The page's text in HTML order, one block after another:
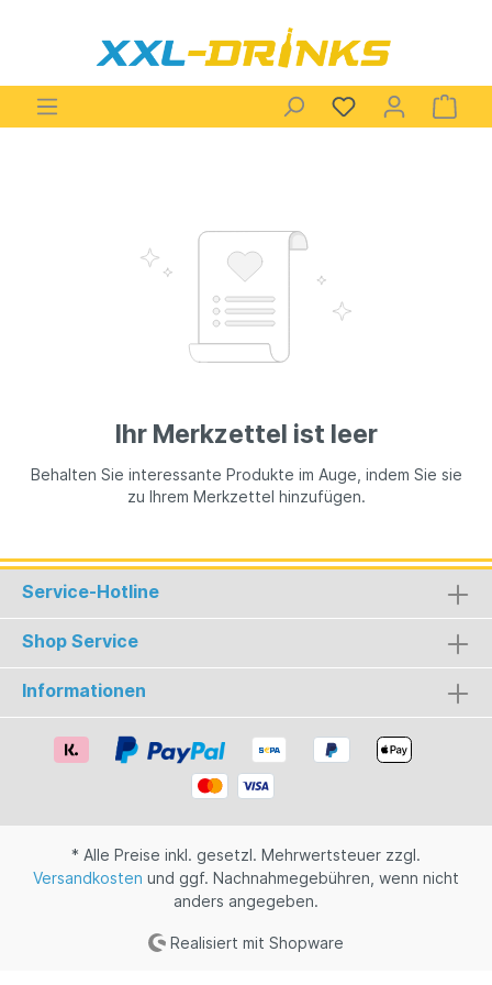
Ihr Merkzettel ist leer
Behalten Sie interessante Produkte im Auge, indem Sie sie
zu Ihrem Merkzettel hinzufügen.
Service-Hotline
Shop Service
Informationen
* Alle Preise inkl. gesetzl. Mehrwertsteuer zzgl.
Versandkosten und ggf. Nachnahmegebühren, wenn nicht
anders angegeben.
Realisiert mit Shopware